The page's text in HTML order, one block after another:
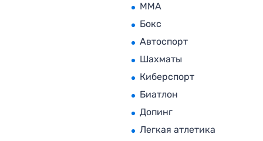
MMA
Бокс
Автоспорт
Шахматы
Киберспорт
Биатлон
Допинг
Легкая атлетика